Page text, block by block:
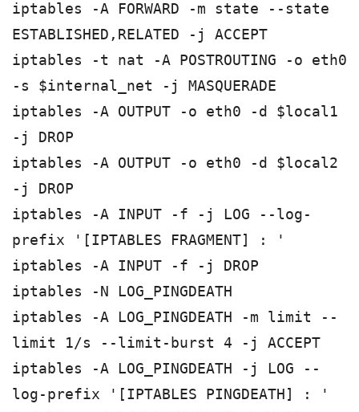
iptables -A FORWARD -m state --state
ESTABLISHED,RELATED -j ACCEPT
iptables -t nat -A POSTROUTING -o eth0
-s $internal_net -j MASQUERADE
iptables -A OUTPUT -o eth0 -d $local1
-j DROP
iptables -A OUTPUT -o eth0 -d $local2
-j DROP
iptables -A INPUT -f -j LOG --log-
prefix '[IPTABLES FRAGMENT] : '
iptables -A INPUT -f -j DROP
iptables -N LOG_PINGDEATH
iptables -A LOG_PINGDEATH -m limit --
limit 1/s --limit-burst 4 -j ACCEPT
iptables -A LOG_PINGDEATH -j LOG --
log-prefix '[IPTABLES PINGDEATH] : '